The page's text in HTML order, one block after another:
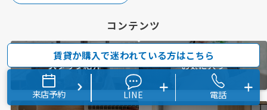
コンテンツ
スタッフ紹介 お気に入り
賃貸か購入で迷われている方はこちら
来店予約 LINE 電話